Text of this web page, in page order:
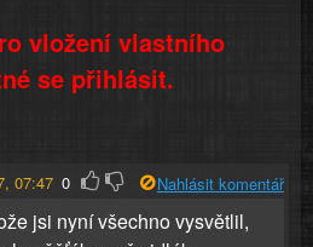
vložení vlastního
se přihlásit.
07:47 0 Nahlásit komentář
jsi nyní všechno vysvětlil,